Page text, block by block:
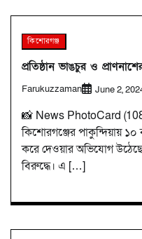
কিশোরগঞ্জ
প্রতিষ্ঠান ভাঙচুর ও
Farukuzzaman June 2,
📸 News PhotoCard
কিশোরগঞ্জের পাকুন্দিয়ায় ১০
করে দেওয়ার অভিযোগ উঠেছে
বিরুদ্ধে। এ […]